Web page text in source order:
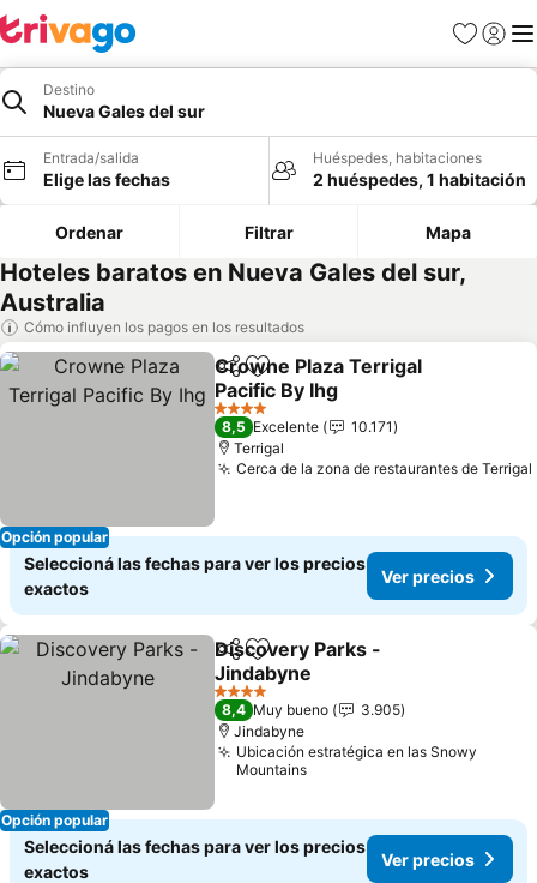
Favoritos
Iniciar
Destino
Nueva Gales del sur
Entrada/salida
Elige las fechas
Huéspedes, habitaciones
2 huéspedes, 1 habitación
Ordenar Filtrar Mapa
Hoteles baratos en Nueva Gales del sur,
Australia
Cómo influyen los pagos en los resultados
Opción popular
CompartirAñadir a favoritos
Crowne Plaza Terrigal
Pacific By Ihg
4 Estrellas
8,5 Excelente
10.171
Terrigal
Cerca de la zona de restaurantes de Terrigal
Seleccioná las fechas para ver los precios
exactos
Ver precios
Opción popular
CompartirAñadir a favoritos
Discovery Parks -
Jindabyne
4 Estrellas
8,4 Muy bueno
3.905
Jindabyne
Ubicación estratégica en las Snowy
Mountains
Seleccioná las fechas para ver los precios
exactos
Ver precios